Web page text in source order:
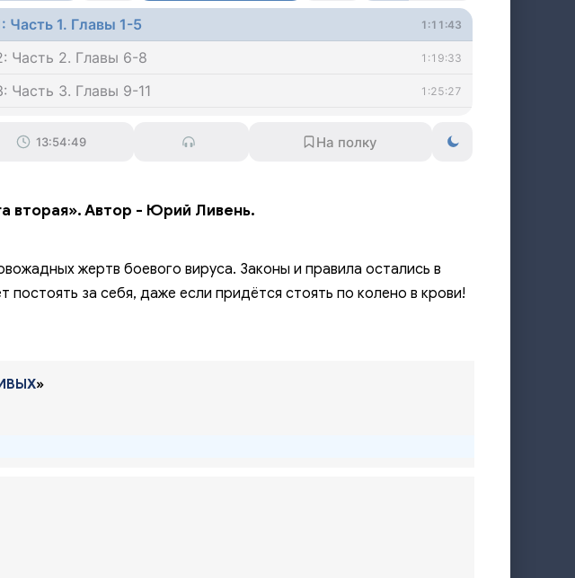
Часть 1. Главы 1-5 1:11:43
Часть 2. Главы 6-8 1:19:33
Часть 3. Главы 9-11 1:25:27
7: Часть 7. Главы 21-23
Часть 9. Главы 28-31 1:34:48
13:54:49
вторая». Автор - Юрий Ливень.
жертв боевого вируса. Законы и правила остались в
за себя, даже если придётся стоять по колено в крови!
»